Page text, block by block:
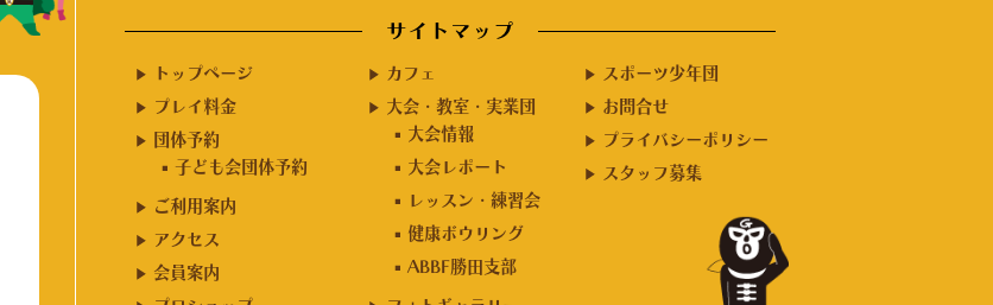
サイトマップ
トップページ
プレイ料金
団体予約
子ども会団体予約
ご利用案内
アクセス
会員案内
カフェ
大会・教室・実業団
大会情報
大会レポート
レッスン・練習会
健康ボウリング
ABBF勝田支部
スポーツ少年団
お問合せ
プライバシーポリシー
スタッフ募集